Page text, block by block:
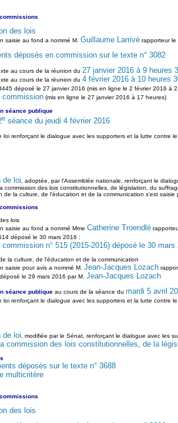
des lois
saisie au fond a nommé M. Guillaume Larrivérapporteur le
déposés en commission sur le texte n° 3082
au cours de la réunion du 27 janvier 2016 à 9 heures
au cours de la réunion du 4 février 2016 à 10 heures
déposé le 27 janvier 2016 (mis en ligne le 2 février 2016 à
commission(mis en ligne le 27 janvier 2016 à 17 heures)
séance publique
e séance du jeudi 4 février 2016
loi renforçant le dialogue avec les supporters et la lutte contre
de loi , adoptée, par l'Assemblée nationale, renforçant le
commission des lois constitutionnelles, de législation, du
de la culture, de l'éducation et de la communication s'est saisie
lois
saisie au fond a nommé Mme Catherine Troendlé
déposé le 30 mars 2016 :
n° 515 (2015-2016) déposé le 30 mars
la culture, de l'éducation et de la communication
saisie pour avis a nommé M. Jean-Jacques Lozach
le 29 mars 2016 par M. Jean-Jacques Lozach
séance publiqueau cours de la séance du mardi 5 avril
loi renforçant le dialogue avec les supporters et la lutte contre
de loi , modifiée par le Sénat, renforçant le dialogue avec les
la commission des lois constitutionnelles, de la
déposés sur le texte n° 3688
multicritère
des lois